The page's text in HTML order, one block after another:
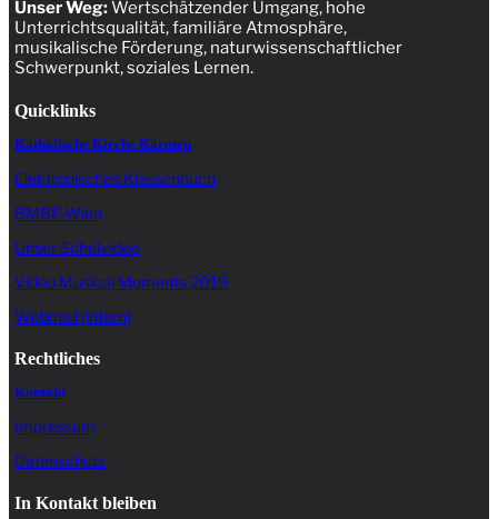
Unser Weg: Wertschätzender Umgang, hohe
Unterrichtsqualität, familiäre Atmosphäre,
musikalische Förderung, naturwissenschaftlicher
Schwerpunkt, soziales Lernen.
Quicklinks
Katholische Kirche Kärnten
Elektronisches Klassenbuch
BMBF-Wien
Unser Schulvideo
Video Musical Moments 2019
Webmail (intern)
Rechtliches
Kontakt
Impressum
Datenschutz
In Kontakt bleiben